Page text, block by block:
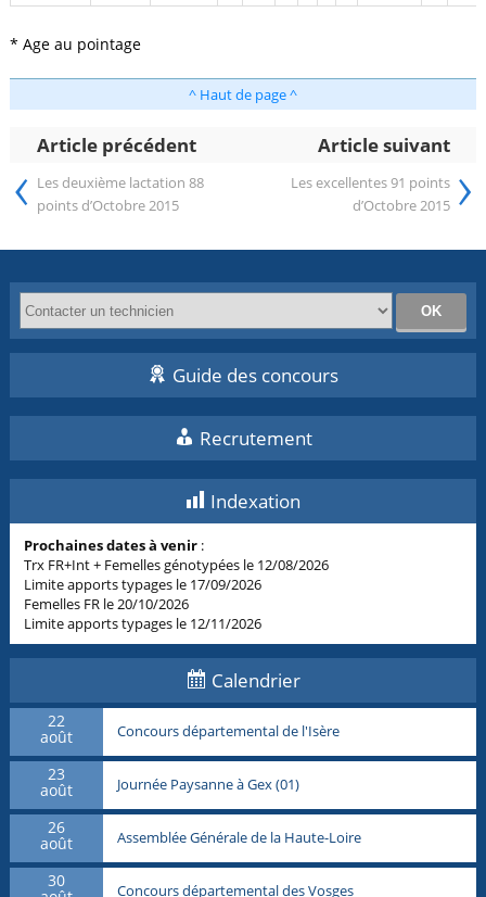
* Age au pointage
^ Haut de page ^
Article précédent Article suivant
‹ Les deuxième lactation 88
points d’Octobre 2015
Les excellentes 91 points
d’Octobre 2015 ›
Guide des concours
Recrutement
Indexation
Prochaines dates à venir :
Trx FR+Int + Femelles génotypées le 12/08/2026
Limite apports typages le 17/09/2026
Femelles FR le 20/10/2026
Limite apports typages le 12/11/2026
Calendrier
22
août Concours départemental de l'Isère
23
août Journée Paysanne à Gex (01)
26
août Assemblée Générale de la Haute-Loire
30
Concours départemental des Vosges